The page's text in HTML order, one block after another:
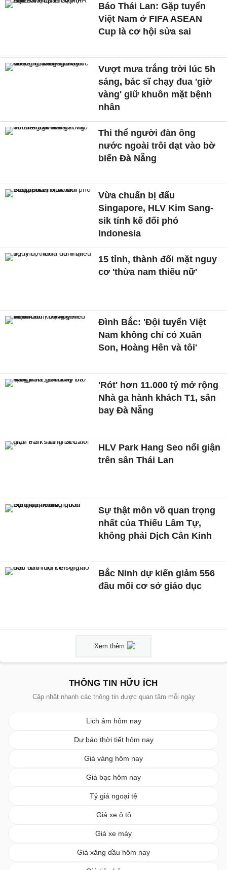
Báo Thái Lan: Gặp tuyển
Việt Nam ở FIFA ASEAN
Cup là cơ hội sửa sai
Vượt mưa trắng trời lúc 5h
sáng, bác sĩ chạy đua 'giờ
vàng' giữ khuôn mặt bệnh
nhân
Thi thể người đàn ông
nước ngoài trôi dạt vào bờ
biển Đà Nẵng
Vừa chuẩn bị đấu
Singapore, HLV Kim Sang-
sik tính kế đối phó
Indonesia
15 tỉnh, thành đối mặt nguy
cơ 'thừa nam thiếu nữ'
Đình Bắc: 'Đội tuyển Việt
Nam không chỉ có Xuân
Son, Hoàng Hên và tôi'
'Rót' hơn 11.000 tỷ mở rộng
Nhà ga hành khách T1, sân
bay Đà Nẵng
HLV Park Hang Seo nổi giận
trên sân Thái Lan
Sự thật môn võ quan trọng
nhất của Thiếu Lâm Tự,
không phải Dịch Cân Kinh
Bắc Ninh dự kiến giảm 556
đầu mối cơ sở giáo dục
Xem thêm
THÔNG TIN HỮU ÍCH
Cập nhật nhanh các thông tin được quan tâm mỗi ngày
Lịch âm hôm nay
Dự báo thời tiết hôm nay
Giá vàng hôm nay
Giá bạc hôm nay
Tỷ giá ngoại tệ
Giá xe ô tô
Giá xe máy
Giá xăng dầu hôm nay